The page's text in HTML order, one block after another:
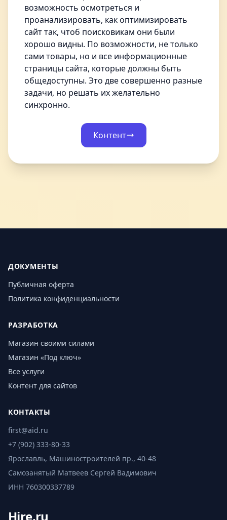
возможность осмотреться и
проанализировать, как оптимизировать
сайт так, чтоб поисковикам они были
хорошо видны. По возможности, не только
сами товары, но и все информационные
страницы сайта, которые должны быть
общедоступны. Это две совершенно разные
задачи, но решать их желательно
синхронно.
Контент
ДОКУМЕНТЫ
Публичная оферта
Политика конфиденциальности
РАЗРАБОТКА
Магазин своими силами
Магазин «Под ключ»
Все услуги
Контент для сайтов
КОНТАКТЫ
first@aid.ru
+7 (902) 333-80-33
Ярославль, Машиностроителей пр., 40-48
Самозанятый Матвеев Сергей Вадимович
ИНН 760300337789
Hire.ru